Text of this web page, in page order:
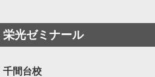
栄光ゼミナール
千間台校